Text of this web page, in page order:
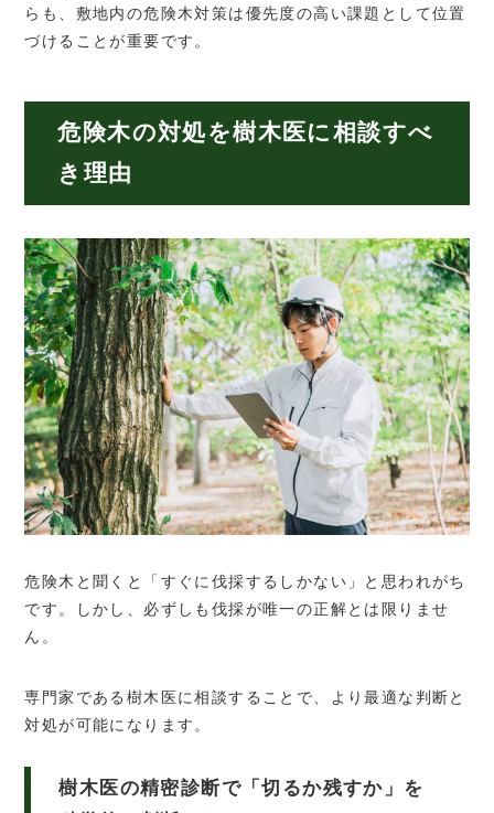
らも、敷地内の危険木対策は優先度の高い課題として位置
づけることが重要です。
危険木の対処を樹木医に相談すべ
き理由
危険木と聞くと「すぐに伐採するしかない」と思われがち
です。しかし、必ずしも伐採が唯一の正解とは限りませ
ん。
専門家である樹木医に相談することで、より最適な判断と
対処が可能になります。
樹木医の精密診断で「切るか残すか」を